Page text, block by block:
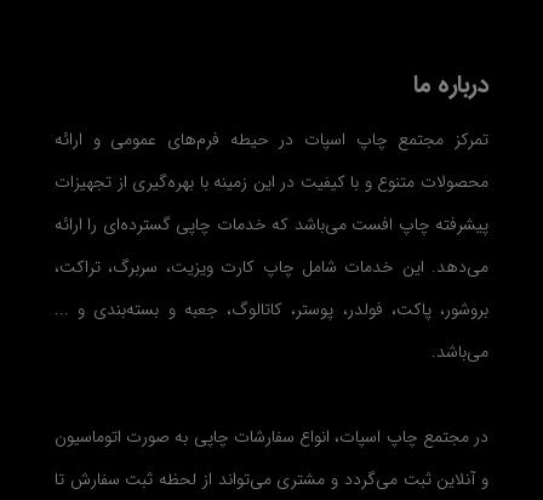
درباره ما
تمرکز مجتمع چاپ اسپات در حیطه فرم‌های عمومی و ارائه
محصولات متنوع و با کیفیت در این زمینه با بهره‌گیری از تجهیزات
پیشرفته چاپ افست می‌باشد که خدمات چاپی گسترده‌ای را ارائه
می‌دهد. این خدمات شامل چاپ کارت ویزیت، سربرگ، تراکت،
بروشور، پاکت، فولدر، پوستر، کاتالوگ، جعبه و بسته‌بندی و ...
می‌باشد.
در مجتمع چاپ اسپات، انواع سفارشات چاپی به صورت اتوماسیون
و آنلاین ثبت می‌گردد و مشتری می‌تواند از لحظه ثبت سفارش تا